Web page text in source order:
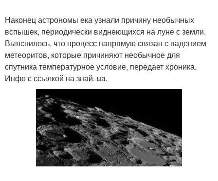
Наконец астрономы ека узнали причину необычных
вспышек, периодически виднеющихся на луне с земли.
Выяснилось, что процесс напрямую связан с падением
метеоритов, которые причиняют необычное для
спутника температурное условие, передает хроника.
Инфо с ссылкой на знай. ua.